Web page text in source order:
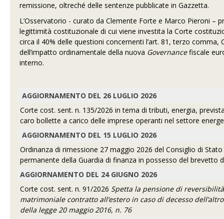
remissione, oltreché delle sentenze pubblicate in Gazzetta.
L’Osservatorio - curato da Clemente Forte e Marco Pieroni –
legittimità costituzionale di cui viene investita la Corte
circa il 40% delle questioni concernenti l’art. 81, terzo
dell’impatto ordinamentale della nuova Governancefiscale
interno.
AGGIORNAMENTO DEL 26 LUGLIO 2026
Corte cost. sent. n. 135/2026 in tema di tributi, energia,
caro bollette a carico delle imprese operanti nel settore
AGGIORNAMENTO DEL 15 LUGLIO 2026
Ordinanza di rimessione 27 maggio 2026 del Consiglio di
permanente della Guardia di finanza in possesso del brevetto
AGGIORNAMENTO DEL 24 GIUGNO 2026
Corte cost. sent. n. 91/2026 Spetta la pensione di
matrimoniale contratto all’estero in caso di decesso
della legge 20 maggio 2016, n. 76